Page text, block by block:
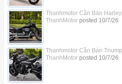
Thanhmotor Cần Bán
ThanhMotorposted 10/7/26
Thanhmotor Cần Bán
ThanhMotorposted 10/7/26